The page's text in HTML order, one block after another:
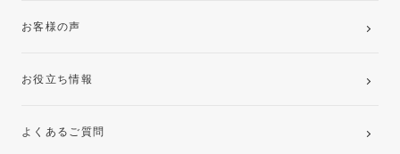
お客様の声
お役立ち情報
よくあるご質問